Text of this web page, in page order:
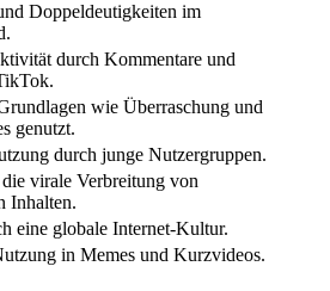
Doppeldeutigkeiten im
durch Kommentare und
wie Überraschung und
genutzt.
durch junge Nutzergruppen.
virale Verbreitung von
Inhalten.
eine globale Internet-Kultur.
in Memes und Kurzvideos.